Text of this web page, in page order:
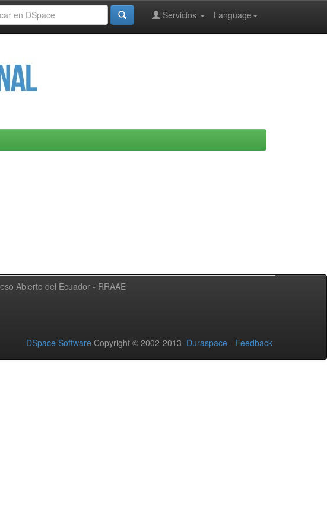
Language
Servicios
Abierto del Ecuador - RRAAE
DSpace Software Copyright © 2002-2013 Duraspace - Feedback